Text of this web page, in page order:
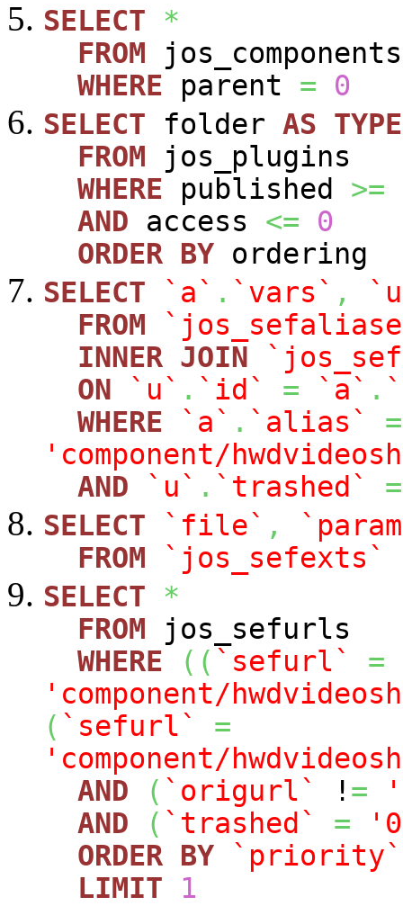
SELECT
*
FROM jos_components
WHERE parent =
0
SELECT folder AS TYPE
FROM jos_plugins
WHERE published >=
AND access <=
0
ORDER BY ordering
SELECT
`a` . `vars` ,
FROM
INNER JOIN
ON
`u` . `id` = `a` .
WHERE
`a` . `alias`
=
'component/
AND
`u` . `trashed`
=
SELECT
`file` ,
FROM
`jos_sefexts`
SELECT
*
FROM jos_sefurls
WHERE
( ( `sefurl`
=
'component/
( `sefurl`
=
'component/
AND
( `origurl` ! =
AND
( `trashed` =
ORDER BY
`priority`
LIMIT
1